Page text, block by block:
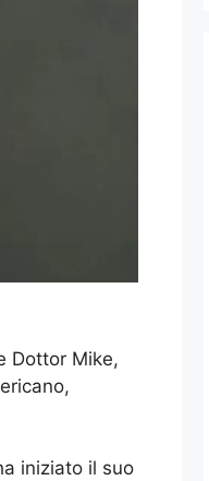
Dottor Mike,
iniziato il suo